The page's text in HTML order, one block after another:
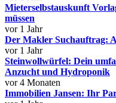
Mieterselbstauskunft
müssen
vor 1 Jahr
Der Makler Suchauftrag:
vor 1 Jahr
Steinwollwürfel: Dein
Anzucht und Hydroponik
vor 4 Monaten
Immobilien Jansen: Ihr